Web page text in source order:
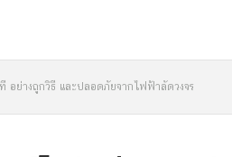
อย่างถูกวิธี และปลอดภัยจากไฟฟ้าลัดวงจร